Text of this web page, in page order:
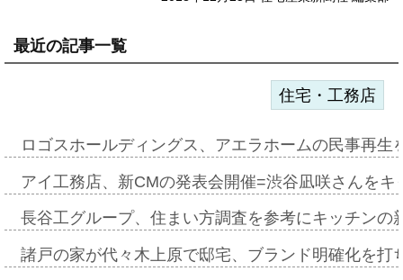
最近の記事一覧
住宅・工務店
ロゴスホールディングス、アエラホームの民事再
アイ工務店、新CMの発表会開催=渋谷凪咲さんを
長谷工グループ、住まい方調査を参考にキッチン
諸戸の家が代々木上原で邸宅、ブランド明確化を